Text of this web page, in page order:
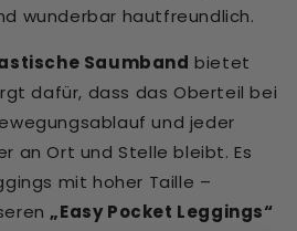
wunderbar hautfreundlich.
Saumband bietet
dafür, dass das Oberteil bei
und jeder
an Ort und Stelle bleibt. Es
mit hoher Taille –
„Easy Pocket Leggings“